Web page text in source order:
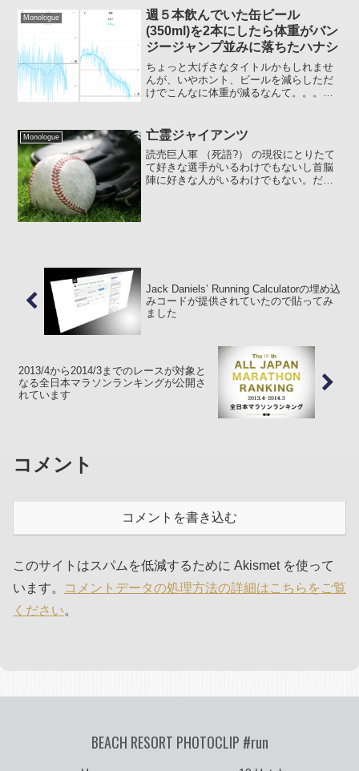
Monologue
週５本飲んでいた缶ビール
(350ml)を2本にしたら体重がバン
ジージャンプ並みに落ちたハナシ
ちょっと大げさなタイトルかもしれませ
んが、いやホント、ビールを減らしただ
けでこんなに体重が減るなんて。。。私
が、ビールの量を減らしたらそこ (59.5～
60kg) から...
Monologue 亡霊ジャイアンツ
読売巨人軍 （死語?） の現役にとりたて
て好きな選手がいるわけでもないし首脳
陣に好きな人がいるわけでもない。だけ
Jack Daniels’ Running Calculatorの埋め込
みコードが提供されていたので貼ってみ
ました
2013/4から2014/3までのレースが対象と
なる全日本マラソンランキングが公開さ
れています
コメント
コメントを書き込む
このサイトはスパムを低減するために Akismet を使って
います。
コメントデータの処理方法の詳細はこちらをご覧
ください。
BEACH RESORT PHOTOCLIP #run